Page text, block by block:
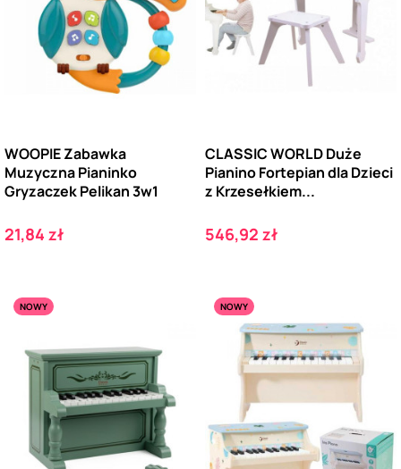
WOOPIE Zabawka
Muzyczna Pianinko
Gryzaczek Pelikan 3w1
Cena
21,84 zł
CLASSIC WORLD Duże
Pianino Fortepian dla Dzieci
z Krzesełkiem...
Cena
546,92 zł
NOWY NOWY